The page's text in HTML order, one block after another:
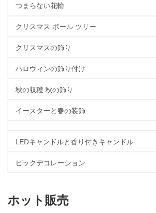
つまらない花輪
クリスマス ボール ツリー
クリスマスの飾り
ハロウィンの飾り付け
秋の収穫 秋の飾り
イースターと春の装飾
LEDキャンドルと香り付きキャンドル
ピックデコレーション
ホット販売